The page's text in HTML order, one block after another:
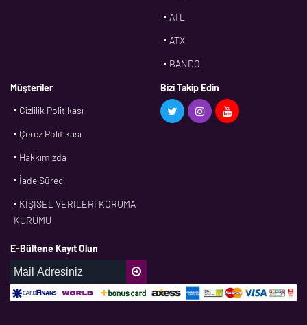
ATL
ATX
BANDO
BMS
CDF
DPH
Müşteriler
Gizlilik Politikası
Çerez Politikası
Hakkımızda
İade Süreci
KİŞİSEL VERİLERİ KORUMA
KURUMU
Bizi Takip Edin
E-Bültene Kayıt Olun